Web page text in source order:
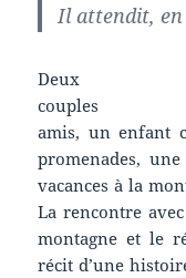
Il attendit, en
Deux
couples
amis, un enfant
promenades,
vacances à la
La rencontre
montagne et le
récit d’une